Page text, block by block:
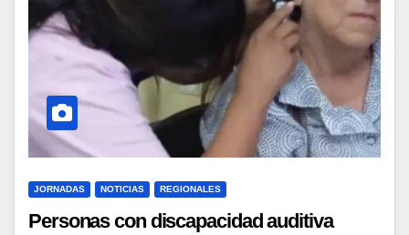
JORNADAS NOTICIAS REGIONALES
Personas con discapacidad auditiva